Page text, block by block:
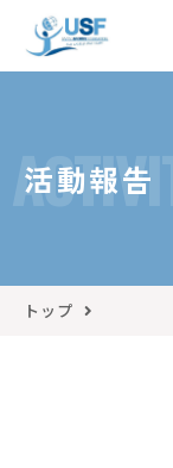
ACTIVITY
活動報告
トップ